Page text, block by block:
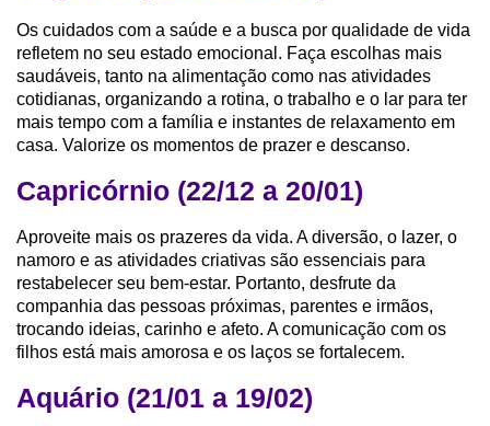
Os cuidados com a saúde e a busca por qualidade de vida
refletem no seu estado emocional. Faça escolhas mais
saudáveis, tanto na alimentação como nas atividades
cotidianas, organizando a rotina, o trabalho e o lar para ter
mais tempo com a família e instantes de relaxamento em
casa. Valorize os momentos de prazer e descanso.
Capricórnio (22/12 a 20/01)
Aproveite mais os prazeres da vida. A diversão, o lazer, o
namoro e as atividades criativas são essenciais para
restabelecer seu bem-estar. Portanto, desfrute da
companhia das pessoas próximas, parentes e irmãos,
trocando ideias, carinho e afeto. A comunicação com os
filhos está mais amorosa e os laços se fortalecem.
Aquário (21/01 a 19/02)